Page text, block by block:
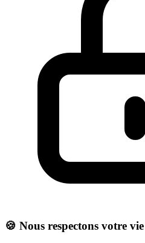
🍪 Nous respectons votre